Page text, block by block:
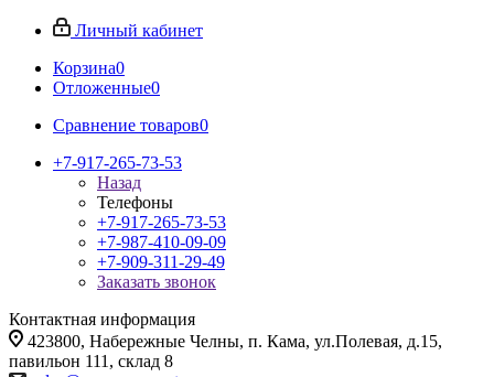
Личный кабинет
Корзина0
Отложенные0
Сравнение товаров0
+7-917-265-73-53
Назад
Телефоны
+7-917-265-73-53
+7-987-410-09-09
+7-909-311-29-49
Заказать звонок
Контактная информация
423800, Набережные Челны, п. Кама, ул.Полевая, д.15,
павильон 111, склад 8